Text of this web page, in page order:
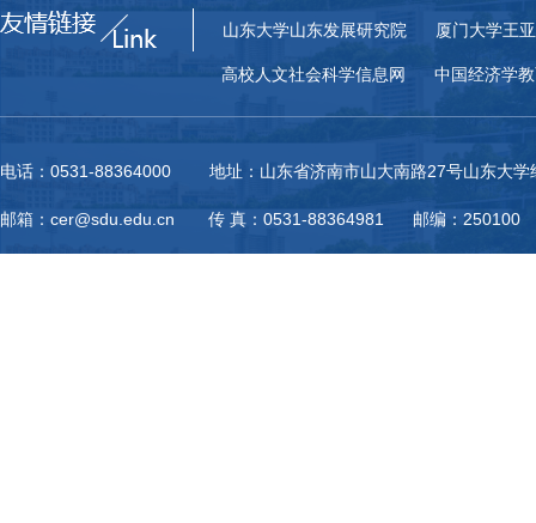
山东大学山东发展研究院 厦门大学王
高校人文社会科学信息网 中国经济学
电话：0531-88364000 地址：山东省济南市山大南路27号山东大学
邮箱：cer@sdu.edu.cn 传 真：0531-88364981 邮编：250100